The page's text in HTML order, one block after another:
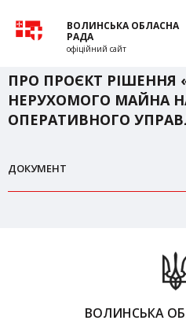
ВОЛИНСЬКА ОБЛАСНА
РАДА
офіційний сайт
ПРО ПРОЄКТ РІШЕННЯ
НЕРУХОМОГО МАЙНА
ОПЕРАТИВНОГО
ДОКУМЕНТ
ВОЛИНСЬКА